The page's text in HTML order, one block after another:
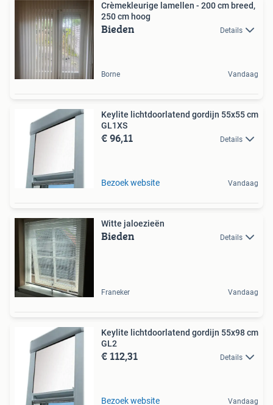
Crèmekleurige lamellen - 200 cm breed,
250 cm hoog
Bieden Details
Borne Vandaag
Keylite lichtdoorlatend gordijn 55x55 cm
GL1XS
€ 96,11 Details
Bezoek website Vandaag
Witte jaloezieën
Bieden Details
Franeker Vandaag
Keylite lichtdoorlatend gordijn 55x98 cm
GL2
€ 112,31 Details
Bezoek website Vandaag